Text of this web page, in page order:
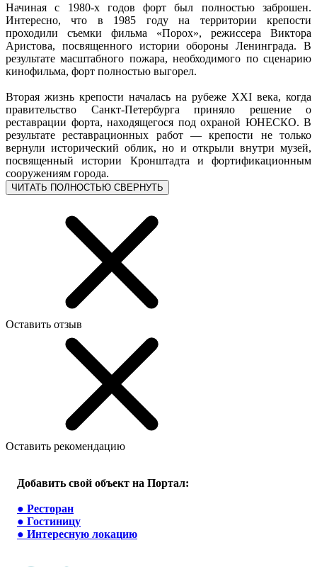
Начиная с 1980-х годов форт был полностью заброшен.
Интересно, что в 1985 году на территории крепости
проходили съемки фильма «Порох», режиссера Виктора
Аристова, посвященного истории обороны Ленинграда. В
результате масштабного пожара, необходимого по сценарию
кинофильма, форт полностью выгорел.
Вторая жизнь крепости началась на рубеже XXI века, когда
правительство Санкт-Петербурга приняло решение о
реставрации форта, находящегося под охраной ЮНЕСКО. В
результате реставрационных работ — крепости не только
вернули исторический облик, но и открыли внутри музей,
посвященный истории Кронштадта и фортификационным
сооружениям города.
ЧИТАТЬ ПОЛНОСТЬЮ СВЕРНУТЬ
Оставить отзыв
Оставить рекомендацию
Добавить свой объект на Портал:
● Ресторан
● Гостиницу
● Интересную локацию